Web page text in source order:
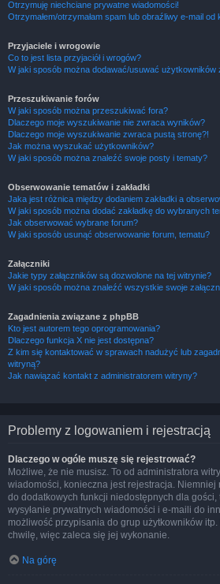
Otrzymuję niechciane prywatne wiadomości!
Otrzymałem/otrzymałam spam lub obraźliwy e-mail od
Przyjaciele i wrogowie
Co to jest lista przyjaciół i wrogów?
W jaki sposób można dodawać/usuwać użytkowników
Przeszukiwanie forów
W jaki sposób można przeszukiwać fora?
Dlaczego moje wyszukiwanie nie zwraca wyników?
Dlaczego moje wyszukiwanie zwraca pustą stronę?!
Jak można wyszukać użytkowników?
W jaki sposób można znaleźć swoje posty i tematy?
Obserwowanie tematów i zakładki
Jaka jest różnica między dodaniem zakładki a
W jaki sposób można dodać zakładkę do wybranych
Jak obserwować wybrane forum?
W jaki sposób usunąć obserwowanie forum, tematu?
Załączniki
Jakie typy załączników są dozwolone na tej witrynie?
W jaki sposób można znaleźć wszystkie swoje
Zagadnienia związane z phpBB
Kto jest autorem tego oprogramowania?
Dlaczego funkcja X nie jest dostępna?
Z kim się kontaktować w sprawach nadużyć lub
witryną?
Jak nawiązać kontakt z administratorem witryny?
Problemy z logowaniem i rejestracją
Dlaczego w ogóle muszę się rejestrować?
Możliwe, że nie musisz. To od administratora
wiadomości, konieczna jest rejestracja.
do dodatkowych funkcji niedostępnych dla gości,
wysyłanie prywatnych wiadomości i e-maili do
możliwość przypisania do grup użytkowników
chwilę, więc zaleca się jej wykonanie.
Na górę